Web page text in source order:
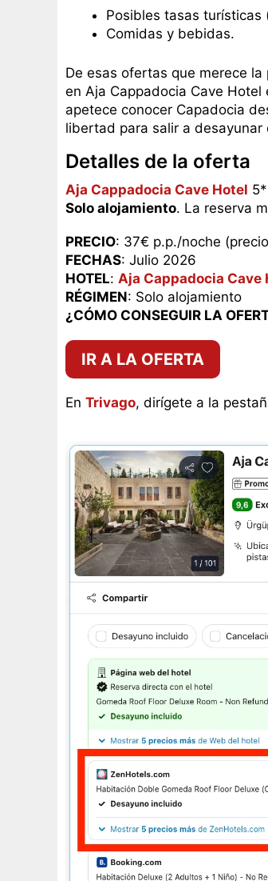
Posibles tasas turísticas
Comidas y bebidas.
De esas ofertas que merece
en Aja Cappadocia Cave
apetece conocer Capadocia
libertad para salir a
Detalles de la oferta
Aja Cappadocia Cave Hotel
Solo alojamiento. La reserva
PRECIO: 37€ p.p./noche
FECHAS: Julio 2026
HOTEL: Aja Cappadocia Cave
RÉGIMEN: Solo alojamiento
¿CÓMO CONSEGUIR LA
IR A LA OFERTA
En Trivago, dirígete a la